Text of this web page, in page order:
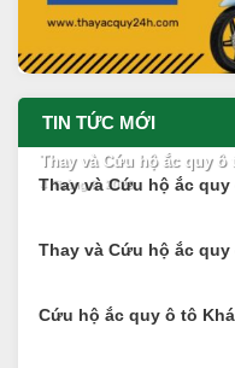
TIN TỨC MỚI
Thay và Cứu hộ ắc quy ô
4 Tháng 8, 2026
Thay và Cứu hộ ắc
Thay và Cứu hộ ắc quy
Cứu hộ ắc quy ô tô